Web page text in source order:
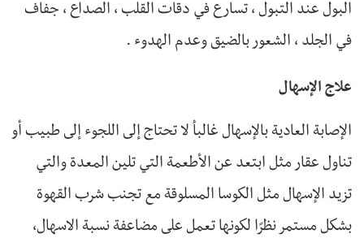
البول عند التبول ، تسارع في دقات القلب ، الصداع ، جفاف
في الجلد ، الشعور بالضيق وعدم الهدوء .
علاج الإسهال
الإصابة العادية بالإسهال غالباُ لا تحتاج إلى اللجوء إلى طبيب أو
تناول عقار مثل ابتعد عن الأطعمة التي تلين المعدة والتي
تزيد الإسهال مثل الكوسا المسلوقة مع تجنب شرب القهوة
بشكل مستمر نظرًا لكونها تعمل على مضاعفة نسبة الاسهال،